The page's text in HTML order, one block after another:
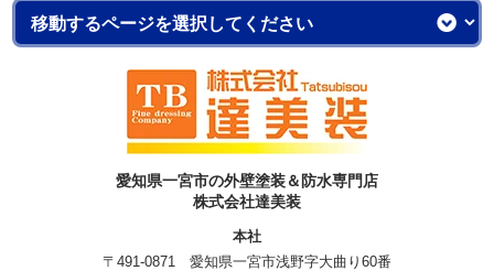
愛知県一宮市の外壁塗装＆防水専門店
株式会社達美装
本社
〒491-0871 愛知県一宮市浅野字大曲り60番